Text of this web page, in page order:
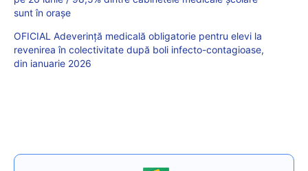
sunt în orașe
OFICIAL Adeverință medicală obligatorie pentru elevi la
revenirea în colectivitate după boli infecto-contagioase,
din ianuarie 2026